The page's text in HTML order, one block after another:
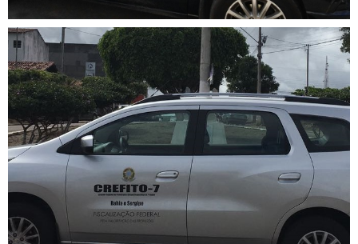
Município de Catu/Ba é
fiscalizado pelo Crefito-7